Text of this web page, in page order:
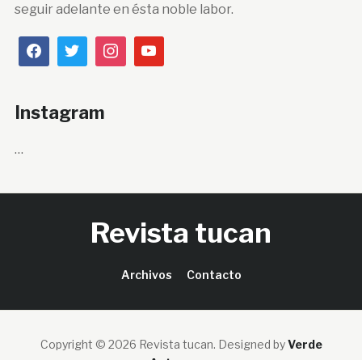
seguir adelante en ésta noble labor.
Instagram
…
Revista tucan
Archivos Contacto
Copyright © 2026 Revista tucan. Designed byVerde